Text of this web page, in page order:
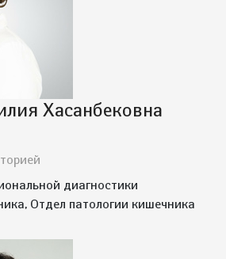
Хасанбековна
диагностики
Отдел патологии кишечника